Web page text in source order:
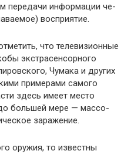
передачи информации че­
восприятие.
что телевизи­онные
экстрасенсорно­го
Чумака и других
примерами са­мого
здесь имеет место
большей мере — массо­
заражение.
оружия, то известны